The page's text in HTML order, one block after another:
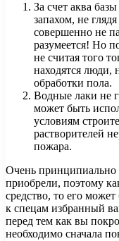
За счет аква
запахом, не
совершенно не
разумеется! Но
не считая того
находятся люди,
обработки пола.
Водные лаки не
может быть
условиям
растворителей
пожара.
Очень принципиально
приобрели, поэтому
средство, то его
к спецам избранный
перед тем как вы
необходимо сначала